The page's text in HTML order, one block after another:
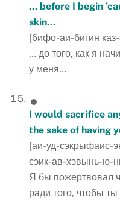
… before I begin
skin…
[бифо-аи-бигин
… до того, как я
у меня…
I would sacrifice
the sake of having
[аи-уд-сэкрыфаис-
сэик-ав-хэвынь-ю-
Я бы пожертвовал
ради того, чтобы